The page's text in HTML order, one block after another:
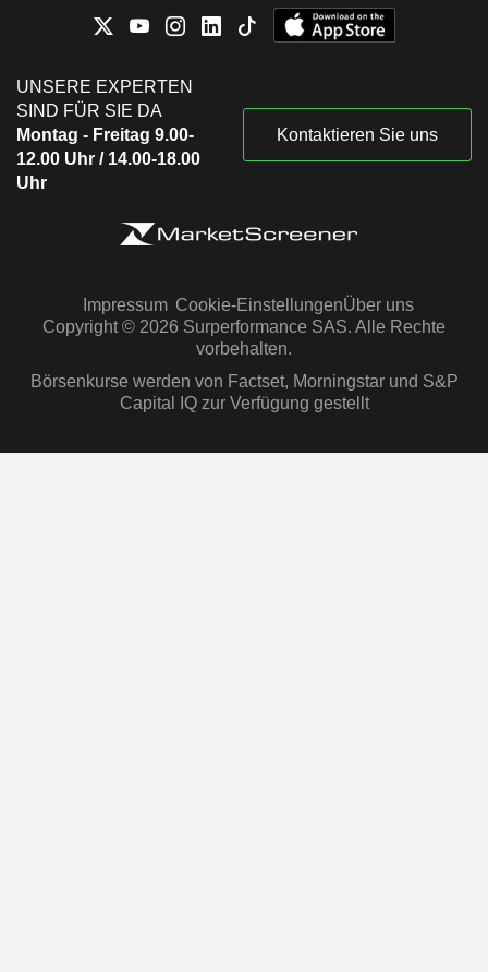
UNSERE EXPERTEN
SIND FÜR SIE DA
Montag - Freitag 9.00-
12.00 Uhr / 14.00-18.00
Uhr
Kontaktieren Sie uns
Impressum Cookie-EinstellungenÜber uns
Copyright © 2026 Surperformance SAS. Alle Rechte
vorbehalten.
Börsenkurse werden von Factset, Morningstar und S&P
Capital IQ zur Verfügung gestellt